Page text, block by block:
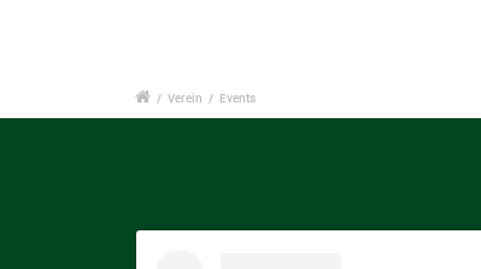
/ Verein / Events